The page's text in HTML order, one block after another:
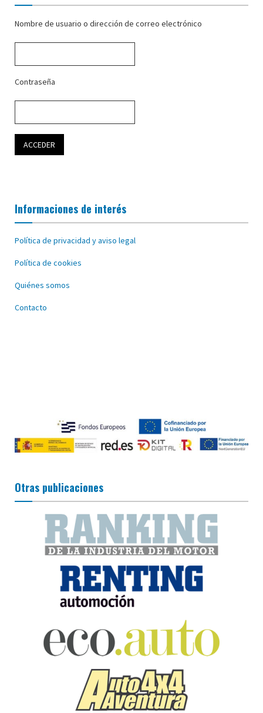
Nombre de usuario o dirección de correo electrónico
Contraseña
Informaciones de interés
Política de privacidad y aviso legal
Política de cookies
Quiénes somos
Contacto
Otras publicaciones